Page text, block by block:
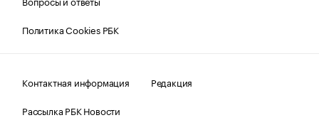
Политика Cookies РБК
Контактная информация
Редакция
Рассылка РБК Новости